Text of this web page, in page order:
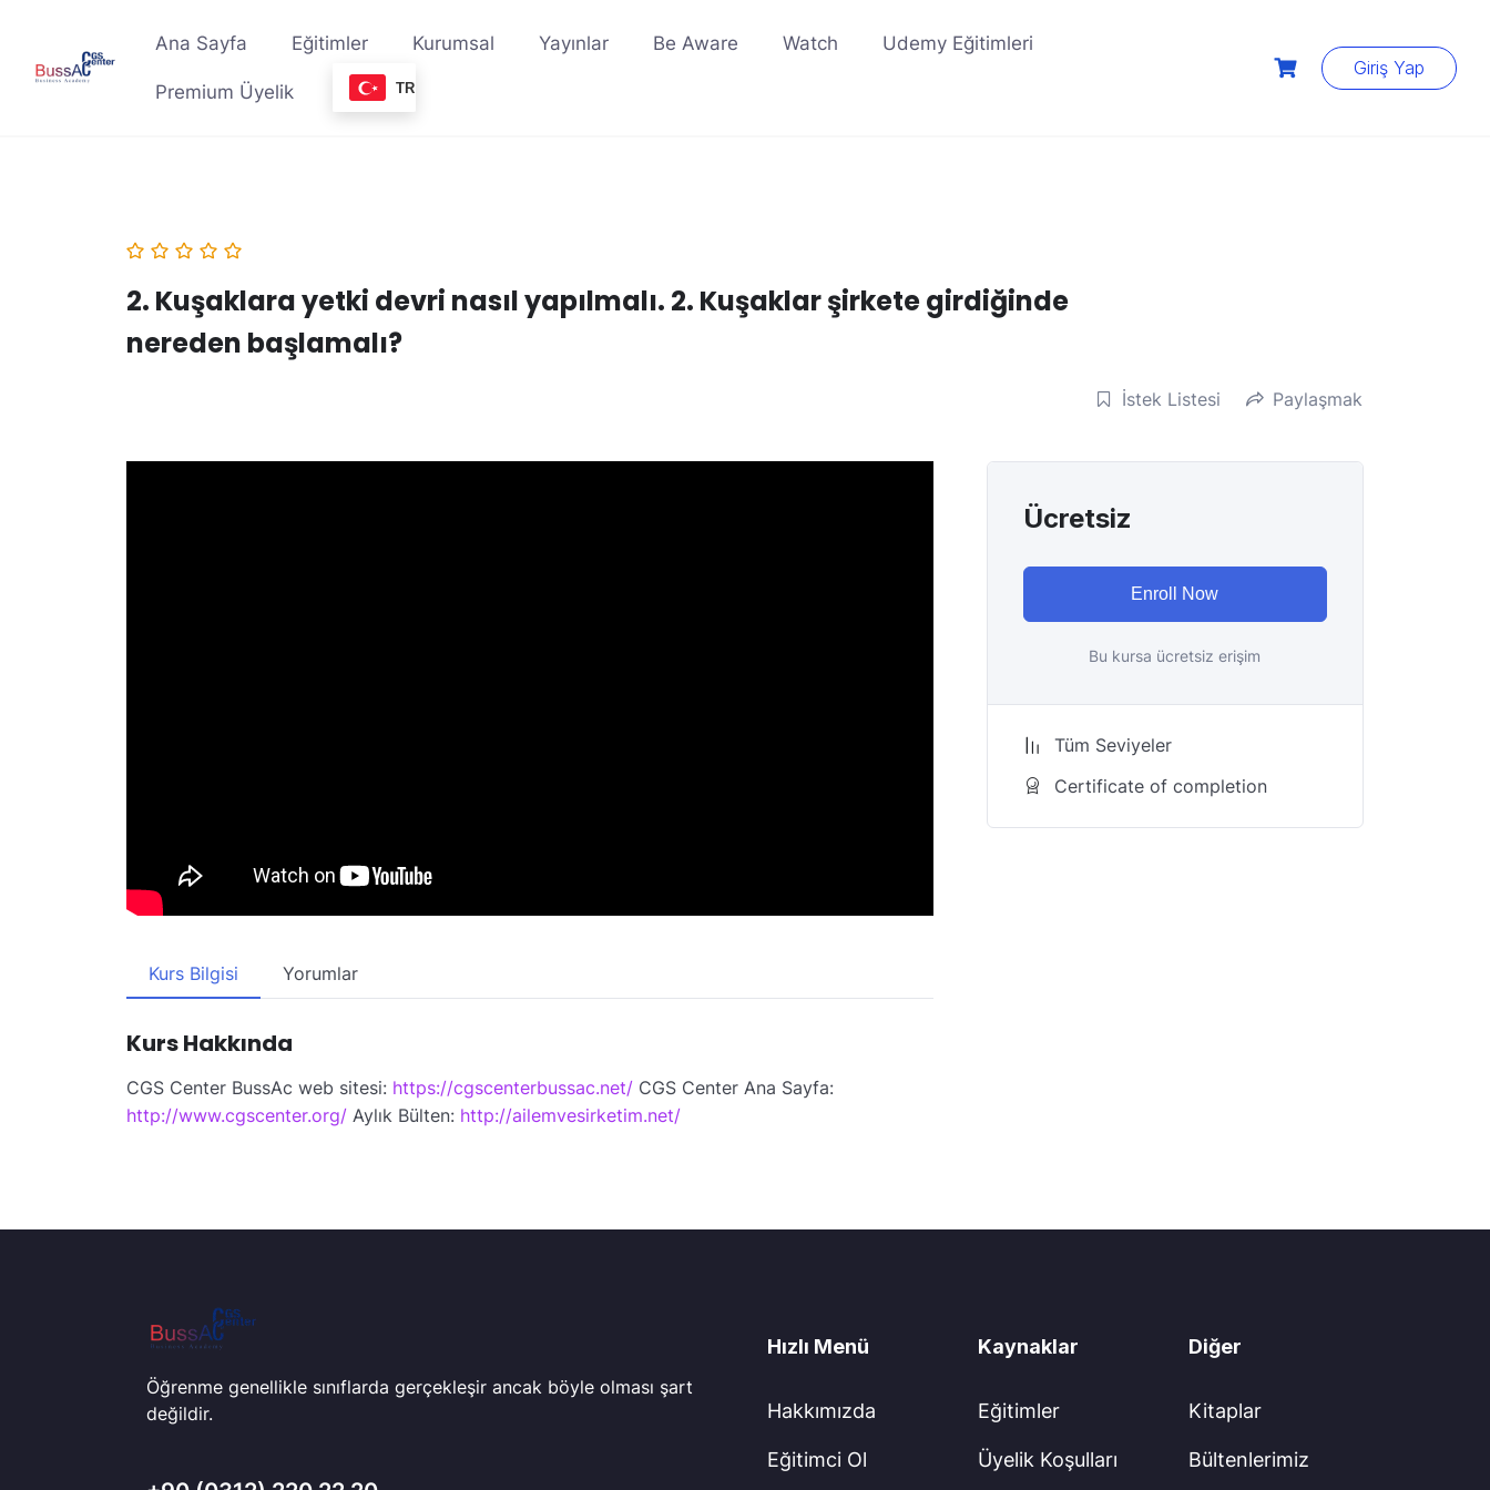
content
Ana Sayfa Eğitimler Kurumsal Yayınlar Be Aware Watch Udemy Eğitimleri
Premium Üyelik TR
Giriş Yap
2. Kuşaklara yetki devri nasıl yapılmalı. 2. Kuşaklar şirkete girdiğinde
nereden başlamalı?
İstek Listesi Paylaşmak
Kurs Bilgisi Yorumlar
Kurs Hakkında
CGS Center BussAc web sitesi: https://cgscenterbussac.net/ CGS Center Ana Sayfa:
http://www.cgscenter.org/ Aylık Bülten: http://ailemvesirketim.net/
Ücretsiz
Enroll Now
Bu kursa ücretsiz erişim
Tüm Seviyeler
Certificate of completion
Öğrenme genellikle sınıflarda gerçekleşir ancak böyle olması şart
değildir.
Hızlı Menü
Hakkımızda
Eğitimci Ol
Kaynaklar
Eğitimler
Üyelik Koşulları
Diğer
Kitaplar
Bültenlerimiz